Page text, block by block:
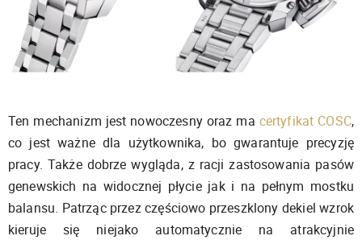
Ten mechanizm jest nowoczesny oraz ma certyfikat COSC,
co jest ważne dla użytkownika, bo gwarantuje precyzję
pracy. Także dobrze wygląda, z racji zastosowania pasów
genewskich na widocznej płycie jak i na pełnym mostku
balansu. Patrząc przez częściowo przeszklony dekiel wzrok
kieruje się niejako automatycznie na atrakcyjnie